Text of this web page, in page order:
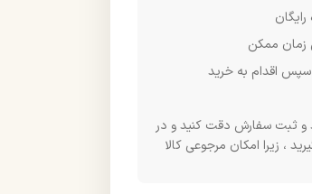
زمان ممکن
اقدام به خرید
و ثبت سفارش دقت کنید و در
، زیرا امکان مرجوعی کالا